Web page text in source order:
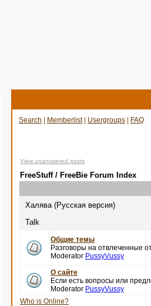
Search Memberlist| Usergroups FAQ
View unanswered posts
FreeStuff / FreeBie Forum Index
Халява (Русская версия)
Talk
Общие темы
Разговоры на отвлеченные
Moderator PussyVussy
О сайте
Если есть вопросы или
Moderator PussyVussy
Who is Online?